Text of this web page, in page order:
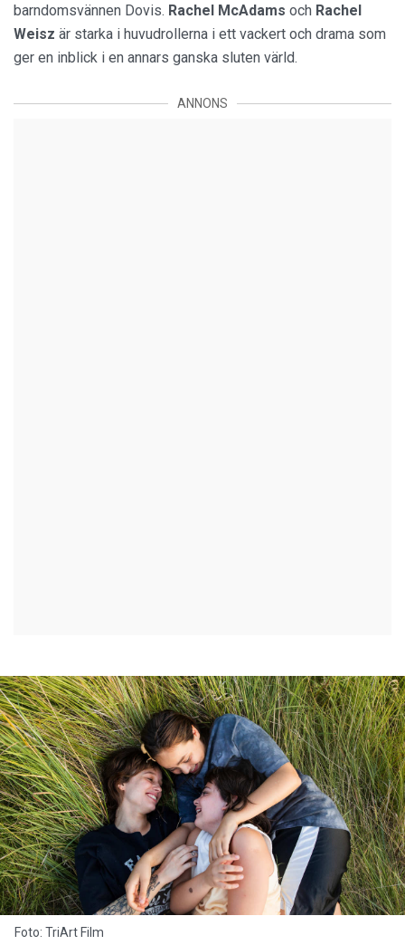
barndomsvännen Dovis. Rachel McAdams och Rachel
Weisz är starka i huvudrollerna i ett vackert och drama som
ger en inblick i en annars ganska sluten värld.
ANNONS
Foto: TriArt Film